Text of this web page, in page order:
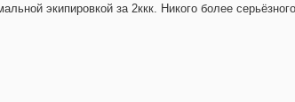
экипировкой за 2ккк. Никого более